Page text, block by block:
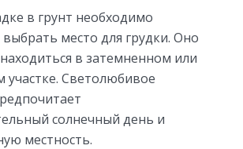
в грунт необходимо
место для грудки. Оно
в затемненном или
участке. Светолюбивое
солнечный день и
местность.